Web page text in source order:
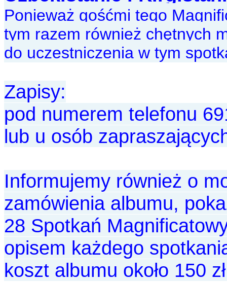
Ponieważ gośćmi tego
tym razem również chętnych
do uczestniczenia w tym
Zapisy:
pod numerem telefonu
lub u osób
Informujemy również o
zamówienia albumu,
28 Spotkań
opisem każdego
koszt albumu około 150